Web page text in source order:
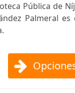
Pública de
Palmeral